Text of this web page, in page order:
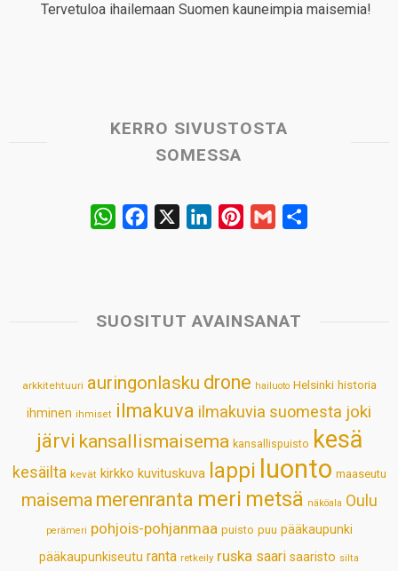
Tervetuloa ihailemaan Suomen kauneimpia maisemia!
KERRO SIVUSTOSTA
SOMESSA
W
s
p
b
k
e
n
e
s
t
l
SUOSITUT AVAINSANAT
arkkitehtuuri auringonlasku drone hailuoto Helsinki historia
ihminen ihmiset ilmakuva ilmakuvia suomesta joki
järvi kansallismaisema kansallispuisto kesä
kesäilta kevät kirkko kuvituskuva lappi luonto maaseutu
maisema merenranta meri metsä näköala Oulu
perämeri pohjois-pohjanmaa puisto puu pääkaupunki
pääkaupunkiseutu ranta retkeily ruska saari saaristo silta